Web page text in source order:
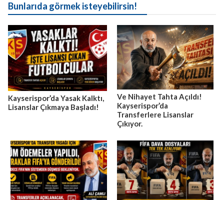
Bunlarıda görmek isteyebilirsin!
Kayserispor’da Yasak Kalktı,
Lisanslar Çıkmaya Başladı!
Ve Nihayet Tahta Açıldı!
Kayserispor’da
Transferlere Lisanslar
Çıkıyor.